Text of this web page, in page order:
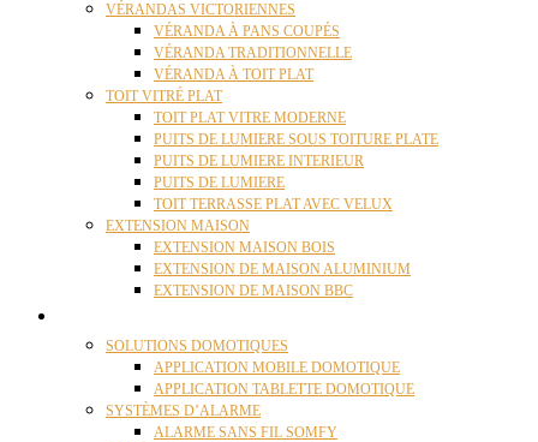
VÉRANDAS VICTORIENNES
VÉRANDA À PANS COUPÉS
VÉRANDA TRADITIONNELLE
VÉRANDA À TOIT PLAT
TOIT VITRÉ PLAT
TOIT PLAT VITRE MODERNE
PUITS DE LUMIERE SOUS TOITURE PLATE
PUITS DE LUMIERE INTERIEUR
PUITS DE LUMIERE
TOIT TERRASSE PLAT AVEC VELUX
EXTENSION MAISON
EXTENSION MAISON BOIS
EXTENSION DE MAISON ALUMINIUM
EXTENSION DE MAISON BBC
SOLUTIONS DOMOTIQUES
APPLICATION MOBILE DOMOTIQUE
APPLICATION TABLETTE DOMOTIQUE
SYSTÈMES D’ALARME
ALARME SANS FIL SOMFY